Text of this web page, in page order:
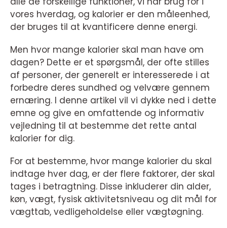
vores hverdag, og kalorier er den måleenhed,
der bruges til at kvantificere denne energi.
Men hvor mange kalorier skal man have om
dagen? Dette er et spørgsmål, der ofte stilles
af personer, der generelt er interesserede i at
forbedre deres sundhed og velvære gennem
ernæring. I denne artikel vil vi dykke ned i dette
emne og give en omfattende og informativ
vejledning til at bestemme det rette antal
kalorier for dig.
For at bestemme, hvor mange kalorier du skal
indtage hver dag, er der flere faktorer, der skal
tages i betragtning. Disse inkluderer din alder,
køn, vægt, fysisk aktivitetsniveau og dit mål for
vægttab, vedligeholdelse eller vægtøgning.